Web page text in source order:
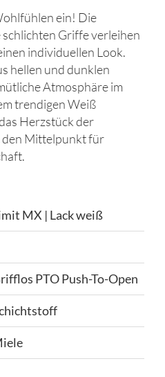
ein! Die
Griffe verleihen
individuellen Look.
hellen und dunklen
Atmosphäre im
trendigen Weiß
Herzstück der
den Mittelpunkt für
MX | Lack weiß
PTO Push-To-Open